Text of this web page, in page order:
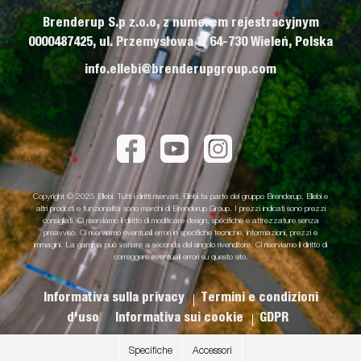
Specifiche Accessori
Brenderup S.p z.o.o, z numerem rejestracyjnym
0000487425, ul. Przemysłowa 3, 64-730 Wieleń, Polska
info.ellebi@brenderupgroup.com
Copyright © 2025 Ellebi. Tutti i diritti riservati. Ellebi fa parte del gruppo Brenderup. Ellebi e
altri prodotti e funzionalità sono marchi di Brenderup Group. I prezzi indicati sono prezzi
consigliati. Ci riserviamo il diritto di modificare design, specifiche e attrezzature senza
preavviso. Ci riserviamo eventuali errori in specifiche tecniche, informazioni, prezzi e
immagini. La gamma può variare a seconda del singolo rivenditore. Ci riserviamo il diritto di
correggere eventuali errori su questo sito.
Informativa sulla privacy
Termini e condizioni
d'uso
Informativa sui cookie GDPR